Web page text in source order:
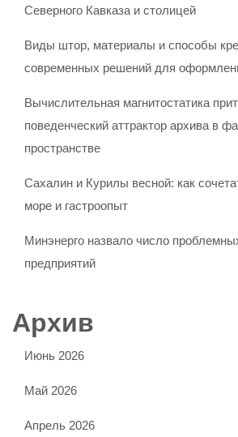
Северного Кавказа и столицей
Виды штор, материалы и способы
современных решений для
Вычислительная магнитостатика
поведенческий аттрактор архива в
пространстве
Сахалин и Курилы весной: как
море и гастроопыт
Минэнерго назвало число
предприятий
Архив
Июнь 2026
Май 2026
Апрель 2026